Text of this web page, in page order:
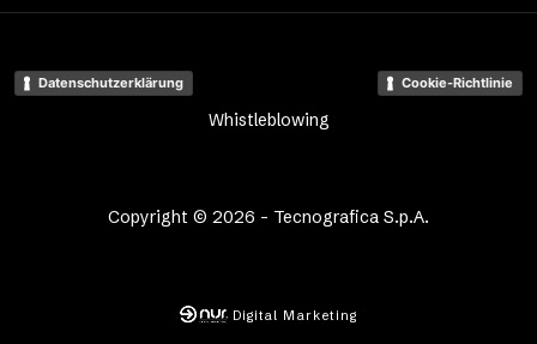
Copyright © 2026 - Tecnografica S.p.A.
Datenschutzerklärung Cookie-Richtlinie
Whistleblowing
Digital Marketing